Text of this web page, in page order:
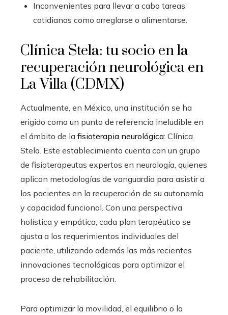
Inconvenientes para llevar a cabo tareas
cotidianas como arreglarse o alimentarse.
Clínica Stela: tu socio en la
recuperación neurológica en
La Villa (CDMX)
Actualmente, en México, una institución se ha
erigido como un punto de referencia ineludible en
el ámbito de la fisioterapia neurológica: Clínica
Stela. Este establecimiento cuenta con un grupo
de fisioterapeutas expertos en neurología, quienes
aplican metodologías de vanguardia para asistir a
los pacientes en la recuperación de su autonomía
y capacidad funcional. Con una perspectiva
holística y empática, cada plan terapéutico se
ajusta a los requerimientos individuales del
paciente, utilizando además las más recientes
innovaciones tecnológicas para optimizar el
proceso de rehabilitación.
Para optimizar la movilidad, el equilibrio o la